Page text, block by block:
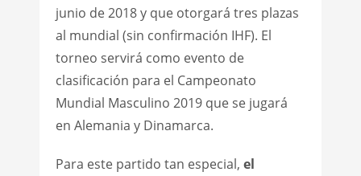
junio de 2018 y que otorgará tres plazas
al mundial (sin confirmación IHF). El
torneo servirá como evento de
clasificación para el Campeonato
Mundial Masculino 2019 que se jugará
en Alemania y Dinamarca.
Para este partido tan especial, el